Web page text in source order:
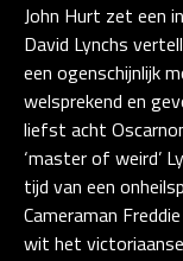
John Hurt zet een
David Lynchs
een ogenschijnlijk
welsprekend en
liefst acht
‘master of weird’
tijd van een
Cameraman
wit het